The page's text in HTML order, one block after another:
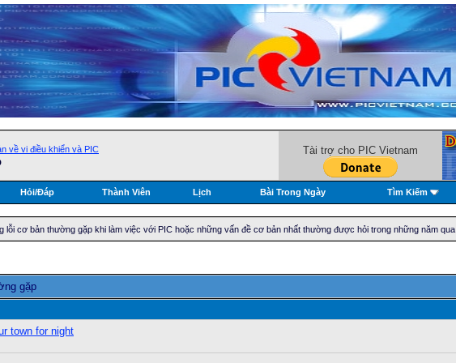
về vi điều khiển và PIC Tài trợ cho PIC Vietnam
Hỏi/Ðáp Thành Viên Lịch Bài Trong Ngày Tìm Kiếm
lỗi cơ bản thường gặp khi làm việc với PIC hoặc những vấn đề cơ bản nhất thường được hỏi trong những năm qua
gặp
town for night